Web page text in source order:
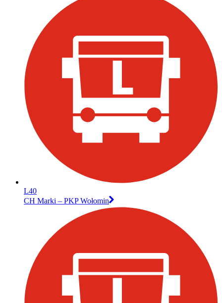
L40
CH Marki – PKP Wołomin